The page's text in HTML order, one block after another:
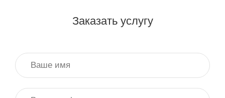
Заказать услугу